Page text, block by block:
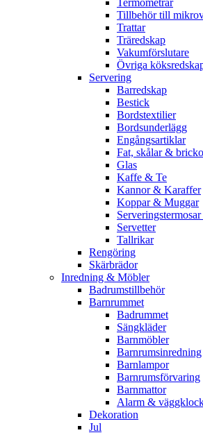
Termometrar
Tillbehör till
Trattar
Träredskap
Vakumförslutare
Övriga
Servering
Barredskap
Bestick
Bordstextilier
Bordsunderlägg
Engångsartiklar
Fat, skålar &
Glas
Kaffe & Te
Kannor & Karaffer
Koppar & Muggar
Servetter
Tallrikar
Rengöring
Skärbrädor
Inredning & Möbler
Badrumstillbehör
Barnrummet
Badrummet
Sängkläder
Barnmöbler
Barnrumsinredning
Barnlampor
Barnrumsförvaring
Barnmattor
Alarm &
Dekoration
Jul